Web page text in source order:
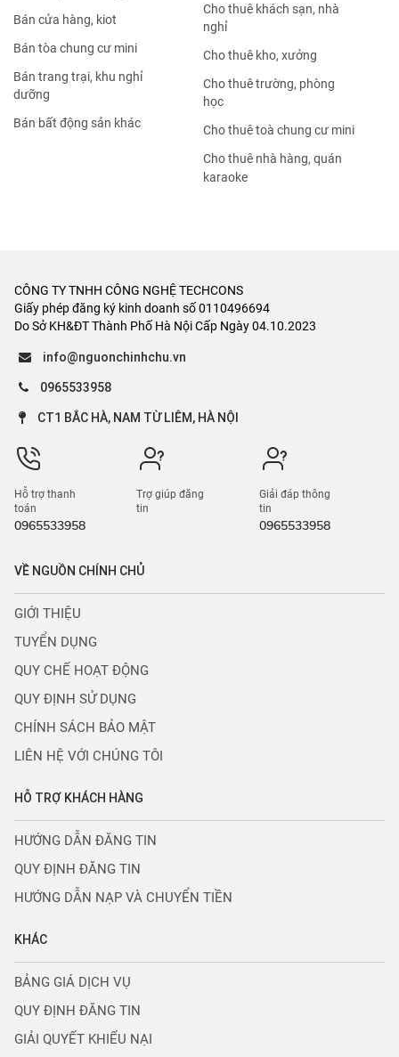
Bán cửa hàng, kiot
Bán tòa chung cư mini
Bán trang trại, khu nghỉ
dưỡng
Bán bất động sản khác
Cho thuê khách sạn, nhà
nghỉ
Cho thuê kho, xưởng
Cho thuê trường, phòng
học
Cho thuê toà chung cư mini
Cho thuê nhà hàng, quán
karaoke
CÔNG TY TNHH CÔNG NGHỆ TECHCONS
Giấy phép đăng ký kinh doanh số 0110496694
Do Sở KH&ĐT Thành Phố Hà Nội Cấp Ngày 04.10.2023
info@nguonchinhchu.vn
0965533958
CT1 BẮC HÀ, NAM TỪ LIÊM, HÀ NỘI
Hỗ trợ thanh
toán
0965533958
Trợ giúp đăng
tin
Giải đáp thông
tin
0965533958
VỀ NGUỒN CHÍNH CHỦ
GIỚI THIỆU
TUYỂN DỤNG
QUY CHẾ HOẠT ĐỘNG
QUY ĐỊNH SỬ DỤNG
CHÍNH SÁCH BẢO MẬT
LIÊN HỆ VỚI CHÚNG TÔI
HỖ TRỢ KHÁCH HÀNG
HƯỚNG DẪN ĐĂNG TIN
QUY ĐỊNH ĐĂNG TIN
HƯỚNG DẪN NẠP VÀ CHUYỂN TIỀN
KHÁC
BẢNG GIÁ DỊCH VỤ
QUY ĐỊNH ĐĂNG TIN
GIẢI QUYẾT KHIẾU NẠI